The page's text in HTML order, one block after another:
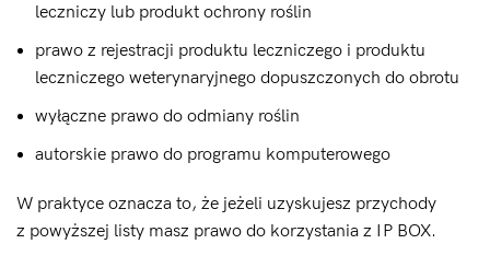
leczniczy lub produkt ochrony roślin
prawo z rejestracji produktu leczniczego i produktu
leczniczego weterynaryjnego dopuszczonych do obrotu
wyłączne prawo do odmiany roślin
autorskie prawo do programu komputerowego
W praktyce oznacza to, że jeżeli uzyskujesz przychody
z powyższej listy masz prawo do korzystania z IP BOX.